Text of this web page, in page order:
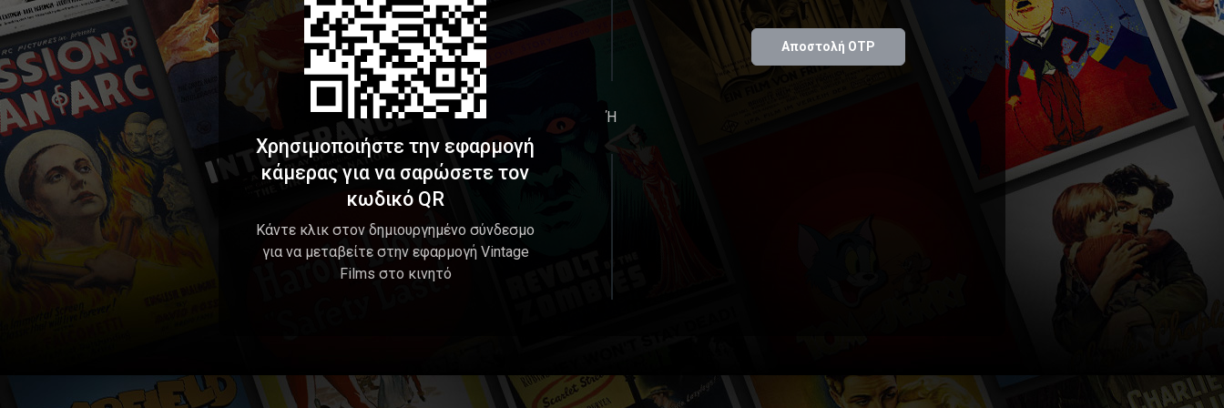
Χρησιμοποιήστε την εφαρμογή
κάμερας για να σαρώσετε τον
κωδικό QR
Κάντε κλικ στον δημιουργημένο σύνδεσμο
για να μεταβείτε στην εφαρμογή Vintage
Films στο κινητό
Ή
Αποστολή OTP